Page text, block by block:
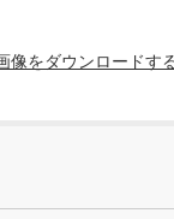
像をダウンロードす